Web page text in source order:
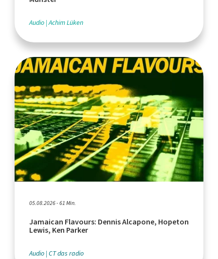
Audio Achim Lüken
05.08.2026 - 61 Min.
Jamaican Flavours: Dennis Alcapone, Hopeton
Lewis, Ken Parker
Audio CT das radio